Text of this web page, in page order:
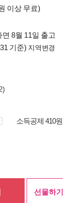
이상 무료)
8월 11일 출고
기준) 지역변경
소득공제 410원
선물하기